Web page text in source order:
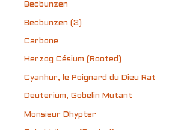
Becbunzen
Becbunzen (2)
Carbone
Herzog Césium (Rooted)
Cyanhur, le Poignard du Dieu Rat
Deuterium, Gobelin Mutant
Monsieur Dhypter